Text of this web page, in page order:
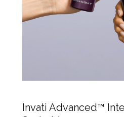
Invati Advanced™